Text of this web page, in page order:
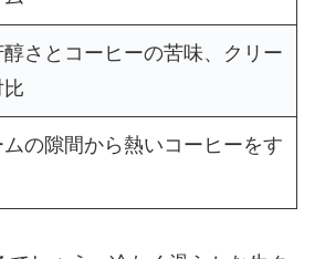
さとコーヒーの苦味、クリー
の隙間から熱いコーヒーをす